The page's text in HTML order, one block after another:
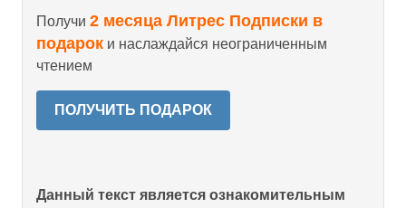
Получи 2 месяца Литрес Подписки в
подарок и наслаждайся неограниченным
чтением
ПОЛУЧИТЬ ПОДАРОК
Данный текст является ознакомительным